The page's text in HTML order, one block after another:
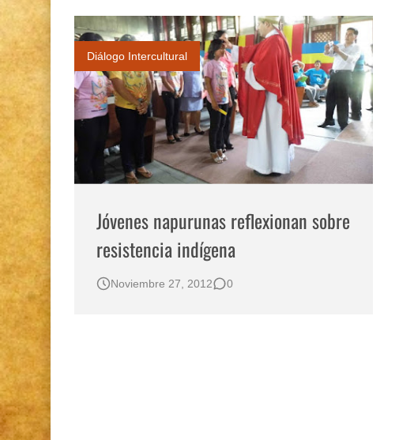
Diálogo Intercultural
Jóvenes napurunas reflexionan sobre
resistencia indígena
Noviembre 27, 2012 0